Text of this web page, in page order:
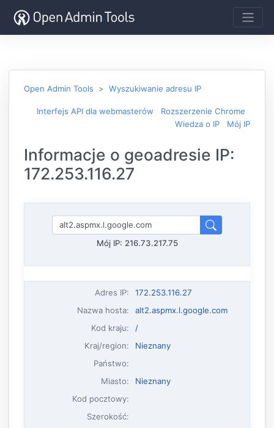
Open Admin Tools Wyszukiwanie adresu IP
Interfejs API dla webmasterów
Rozszerzenie Chrome
Wiedza o IP
Mój IP
Informacje o geoadresie IP:
172.253.116.27
Mój IP: 216.73.217.75
Adres IP:
172.253.116.27
Nazwa hosta:
alt2.aspmx.l.google.com
Kod kraju:
/
Kraj/region:
Nieznany
Państwo:
Miasto:
Nieznany
Kod pocztowy:
Szerokość: